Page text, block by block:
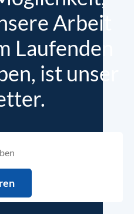
Arbeit
Laufenden
ist unser